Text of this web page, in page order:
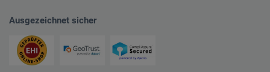
Ausgezeichnet sicher